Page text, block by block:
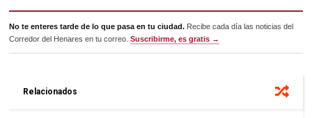
No te enteres tarde de lo que pasa en tu ciudad. Recibe cada día las noticias del
Corredor del Henares en tu correo.Suscribirme, es gratis →
Relacionados